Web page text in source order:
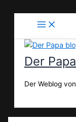
Der
Der Weblog